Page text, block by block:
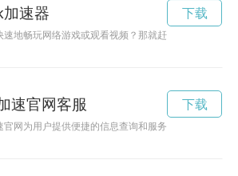
速器
速地畅玩网络游戏或观看视频？那就赶快下载安装鲨
下载
速官网客服
官网为用户提供便捷的信息查询和服务流程，让您的生
下载